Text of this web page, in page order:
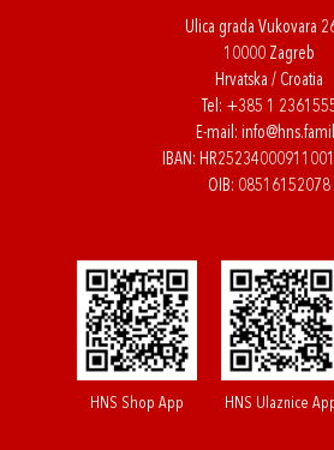
Ulica grada Vukovara
10000 Zagreb
Hrvatska / Croatia
Tel: +385 1
E-mail:
IBAN:
OIB: 08516152078
HNS Shop App HNS Ulaznice